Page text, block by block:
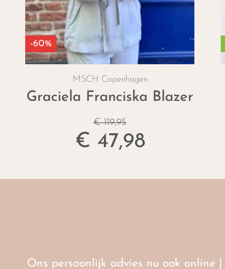
-60%
MSCH Copenhagen
Graciela Franciska Blazer
€ 119,95
€ 47,98
Ons persoonlijk advies nu ook online